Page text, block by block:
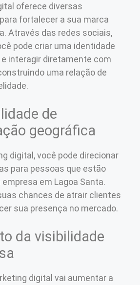
oferece diversas
fortalecer a sua marca
Através das redes sociais,
pode criar uma identidade
interagir diretamente com
uma relação de
de
geográfica
digital, você pode direcionar
para pessoas que estão
em Lagoa Santa.
chances de atrair clientes
sua presença no mercado.
da visibilidade
digital vai aumentar a